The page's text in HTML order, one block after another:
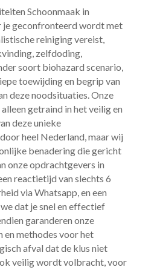
Schoonmaak in
je geconfronteerd wordt met
reiniging vereist,
zelfdoding,
soort biohazard scenario,
toewijding en begrip van
deze noodsituaties.​ Onze
getraind in het veilig en
deze unieke
heel Nederland, maar wij
benadering die gericht
onze opdrachtgevers in
reactietijd van slechts 6
via Whatsapp, en een
dat je snel en effectief
garanderen onze
methodes voor het
afval dat de klus niet
veilig wordt volbracht, voor